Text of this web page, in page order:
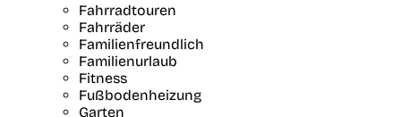
Fahrradtouren
Fahrräder
Familienfreundlich
Familienurlaub
Fitness
Fußbodenheizung
Garten